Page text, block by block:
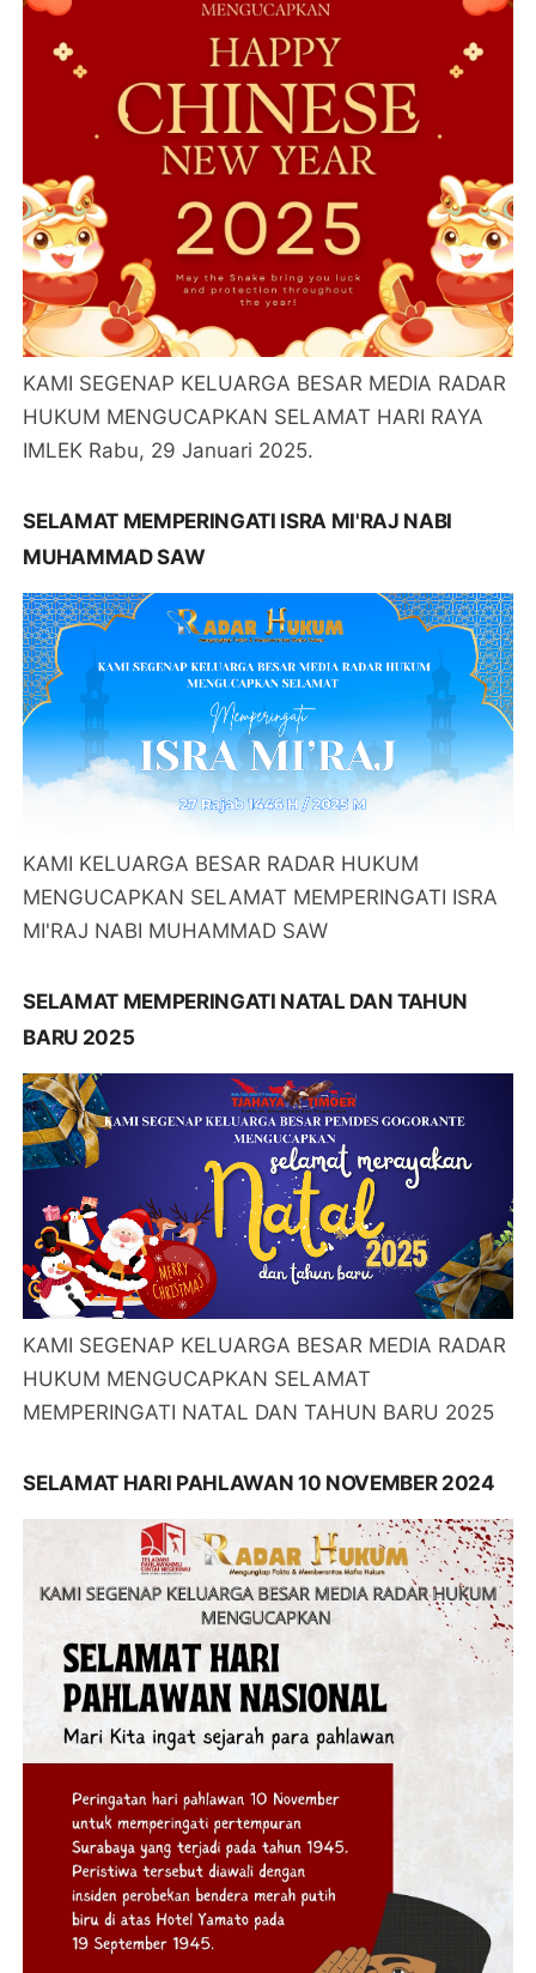
KAMI SEGENAP KELUARGA BESAR MEDIA RADAR
HUKUM MENGUCAPKAN SELAMAT HARI RAYA
IMLEK Rabu, 29 Januari 2025.
SELAMAT MEMPERINGATI ISRA MI'RAJ NABI
MUHAMMAD SAW
KAMI KELUARGA BESAR RADAR HUKUM
MENGUCAPKAN SELAMAT MEMPERINGATI ISRA
MI'RAJ NABI MUHAMMAD SAW
SELAMAT MEMPERINGATI NATAL DAN TAHUN
BARU 2025
KAMI SEGENAP KELUARGA BESAR MEDIA RADAR
HUKUM MENGUCAPKAN SELAMAT
MEMPERINGATI NATAL DAN TAHUN BARU 2025
SELAMAT HARI PAHLAWAN 10 NOVEMBER 2024